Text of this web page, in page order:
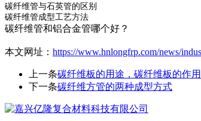
碳纤维管与石英管的区别
碳纤维管成型工艺方法
碳纤维管和铝合金管哪个好？
本文网址： https://www.hnlongfrp.com/news/
上一条碳纤维板的用途，碳纤维板的作用
下一条碳纤维方管的两种成型方式